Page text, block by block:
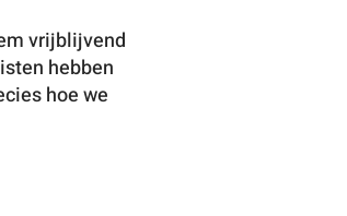
vrijblijvend
hebben
hoe we